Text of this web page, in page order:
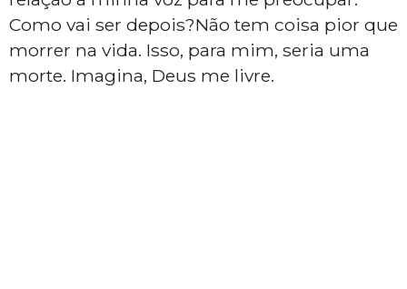
Como vai ser depois?Não tem coisa pior que
morrer na vida. Isso, para mim, seria uma
morte. Imagina, Deus me livre.